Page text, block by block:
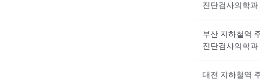
진단검사의학과
부산 지하철역
진단검사의학과
대전 지하철역